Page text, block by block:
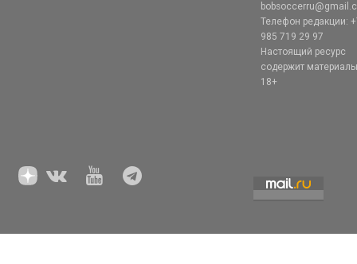
Телефон редакции:
985 719 29 97
Настоящий ресурс
содержит
18+